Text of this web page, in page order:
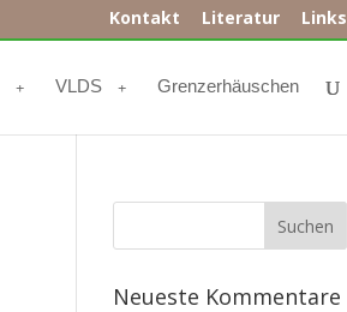
Kontakt Literatur Links
VLDS Grenzerhäuschen
Neueste Kommentare